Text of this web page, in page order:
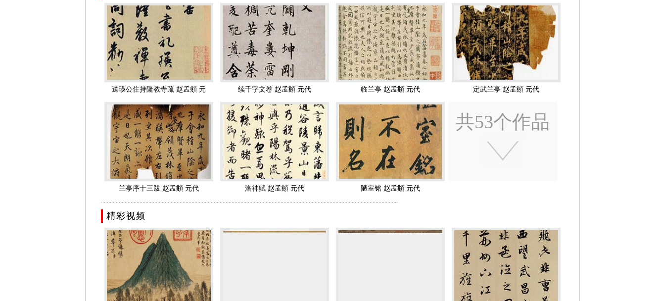
大德三年 (1299)，赵孟頫被任命为集贤直学士行江浙等处儒学提举，官位虽无升迁，但此职不需离开江南，与文化界联系密切，相对儒雅而闲适，比较适
合赵孟頫的旨趣，他一直干了十一年。
拜为翰林侍读学士
至大三年(1310)，赵孟頫的命运发生了变化。皇太子爱育黎拔力八达在儒师太子副詹事王约的影响下对他发生了兴趣，拜赵孟頫翰林侍读学士，知制诰同
修国史，次年五月，爱育黎拔力八达即位，是为仁宗。他登基后不久，立即将赵孟頫升为从二品的集贤侍讲学士、中奉大夫。
荣禄大夫官居从一品
延祐三年(1316)，元仁宗又将赵孟頫晋升为翰林学士承旨、荣禄大夫，官居从一品。至此，赵氏政治地位达到了一生中的顶峰。由于仁宗的青睐和赵氏艺
术的出类拔萃，赵孟頫晚年名声显赫，夏文彦《图绘宝鉴》盛赞他“荣际王朝，名满四海”。赵孟頫在元朝文人中最为显赫。
人物评价
绘画主题多样
在绘画上，山水、人物、花鸟、竹石、鞍马无所不能；工笔、写意、青绿、水墨，亦无所不精。他在我国书法史上已占有重要的地位。
《元史》本传讲，“孟頫篆籀分隶真行草无不冠绝古今，遂以书名天下”。元鲜于枢《困学斋集》称：“子昂篆，隶、真、行、颠草为当代第一，小楷又为
子昂诸书第一。”
其书风遒媚、秀逸，结体严整、笔法圆熟、世称“赵体”，与颜真卿、柳公权、欧阳询并称为楷书“四大家”。他被称为是
一代书画大家
赵孟頫是一代书画大家，经历了矛盾复杂而荣华尴尬的一生，他作为南宋遗逸而出仕元朝， 对此，史书上留下诸多争议。“薄其人遂薄其书”，贬低赵孟
尽管很多人因赵孟頫的仕元而对其画艺提出非难，但是将非艺术因素作为品评画家艺术水平高低的做法，是不公正的。
鉴于赵孟頫在美术与文化史上的成就，1987年，国际天文学会以赵孟頫的名字命名了水星环形山，以纪念他对人类文化史的贡献。散藏在日本、美国等地
的赵孟頫书画墨迹，都被人们视作珍品妥善保存。
代表作品
赵孟頫传世书迹较多，代表作有《千字文》、《洛神赋》、《汲黯传》、《胆巴碑》、《归去来兮辞》、《兰亭十三跋》、《赤壁赋》、《道德
经》、《仇锷墓碑铭》等。著有《尚书注》、《松雪斋文集》12卷等。
孟頫所著，有《尚书注》，有《琴原》、《乐原》，得律吕不传之妙。诗文清邃奇逸，读之使人有飘飘出尘之想。篆、籀、分、隶、真、行、草书，无不
自画像图页 赵孟頫 元代
竹石幽兰图卷 赵孟頫 元代 26x3
80
竹石图轴 赵孟頫 元代
竹石函荣全卷 赵孟頫 元代 印50.
5X760.56
诸葛亮像轴 赵孟頫 元代 致中峰和尚十一札 赵孟頫 元代
幼兴丘壑图卷（局部） 赵孟頫
元代
心经 赵孟頫 元代
谢幼舆丘壑图 赵孟頫 元代 31x1
47
吴兴清远图卷 赵孟頫 元代 上海
博物馆
送瑛公住持隆教寺疏 赵孟頫 元
代
续千字文卷 赵孟頫 元代 临兰亭 赵孟頫 元代 定武兰亭 赵孟頫 元代
兰亭序十三跋 赵孟頫 元代 洛神赋 赵孟頫 元代 陋室铭 赵孟頫 元代
共53个作品
天冠山题咏诗帖 赵孟頫 元代 与山巨源绝交书 赵孟頫 元代
........................................................................................................................................................................................................
精彩视频